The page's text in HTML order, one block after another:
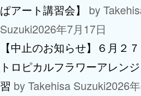
ぱアート講習会】
by
Suzuki2026年7月17日
【中止のお知らせ】６月２
トロピカルフラワーアレン
習 by Takehisa Suzuki2026